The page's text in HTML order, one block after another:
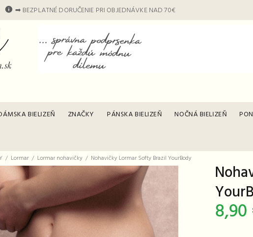
➡ BEZPLATNÉ DORUČENIE PRI OBJEDNÁVKE NAD 70€
BIELIZEŇ ZNAČKY PÁNSKA BIELIZEŇ NOČNÁ BIELIZEŇ
Lormar Lormar nohavičky Nohavičky Lormar Softy Brazil YourBody